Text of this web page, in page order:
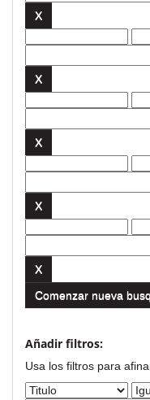
Comenzar nueva
Añadir filtros:
Usa los filtros para